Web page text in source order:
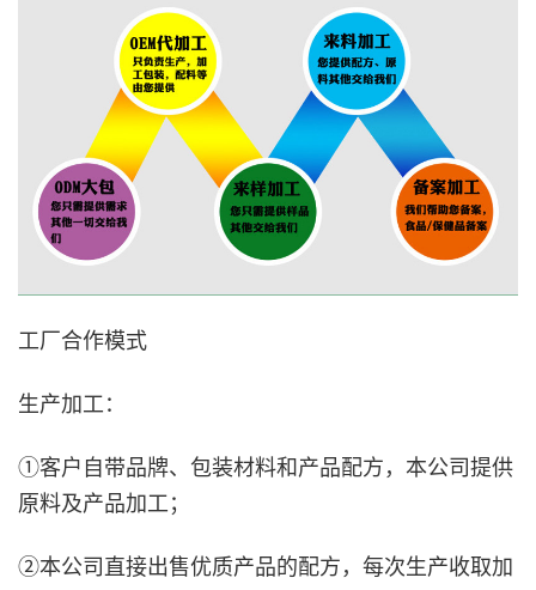
工厂合作模式
生产加工：
①客户自带品牌、包装材料和产品配方，本公司提供
原料及产品加工；
②本公司直接出售优质产品的配方，每次生产收取加